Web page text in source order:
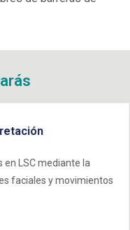
LSC mediante la
faciales y movimientos